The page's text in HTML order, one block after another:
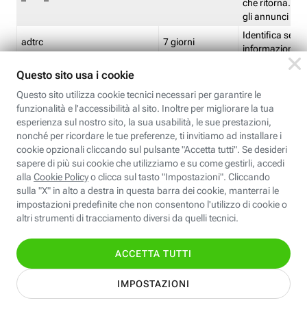
che ritorna.
gli annunci
adtrc 7 giorni
Identifica se
informazioni
CFFC<TagID>
Limite di
CM 1 giorno
Identifica se
ricontrollare
corrispondenti
(impostata da
CM14 14 giorni
Identifica se
ricontrollare
corrispondenti
(impostata da
pagine
EBFC<BannerID> 7 giorni
Identifica la
banner
Identifica la